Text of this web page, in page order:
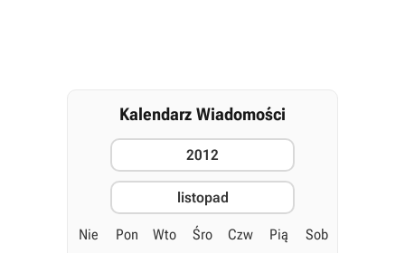
Kalendarz Wiadomości
2012
listopad
Nie Pon Wto Śro Czw Pią Sob